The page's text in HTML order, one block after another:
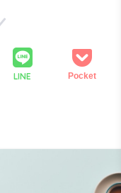
LINE Pocket